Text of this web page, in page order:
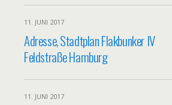
11. JUNI 2017
Adresse, Stadtplan Flakbunker IV
Feldstraße Hamburg
11. JUNI 2017